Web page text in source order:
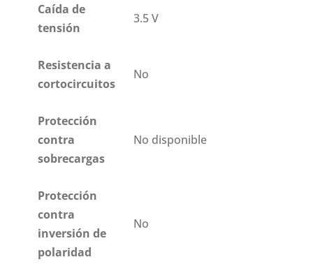
Caída de
tensión
3.5 V
Resistencia a
cortocircuitos
No
Protección
contra
sobrecargas
No disponible
Protección
contra
inversión de
polaridad
No